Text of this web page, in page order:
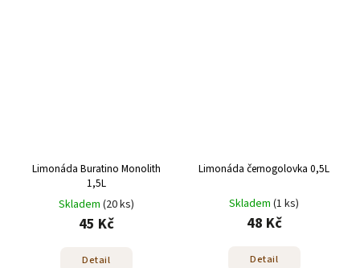
Limonáda Buratino Monolith
1,5L
Skladem (20 ks)
45 Kč
Detail
Limonáda černogolovka 0,5L
Skladem (1 ks)
48 Kč
Detail